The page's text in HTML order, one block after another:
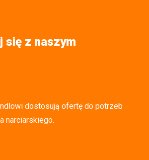
się z naszym
dostosują ofertę do potrzeb
narciarskiego.